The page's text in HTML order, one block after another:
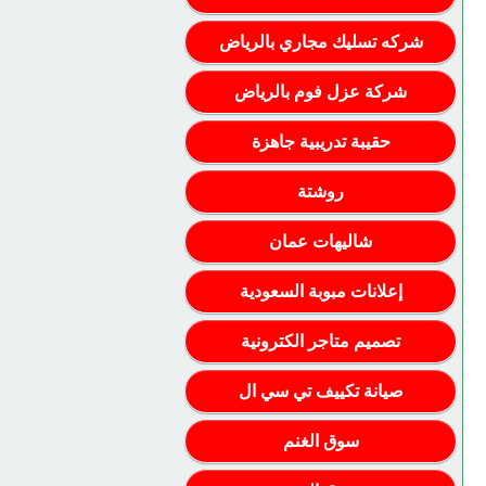
شركه تسليك مجاري بالرياض
شركة عزل فوم بالرياض
حقيبة تدريبية جاهزة
روشتة
شاليهات عمان
إعلانات مبوبة السعودية
تصميم متاجر الكترونية
صيانة تكييف تي سي ال
سوق الغنم